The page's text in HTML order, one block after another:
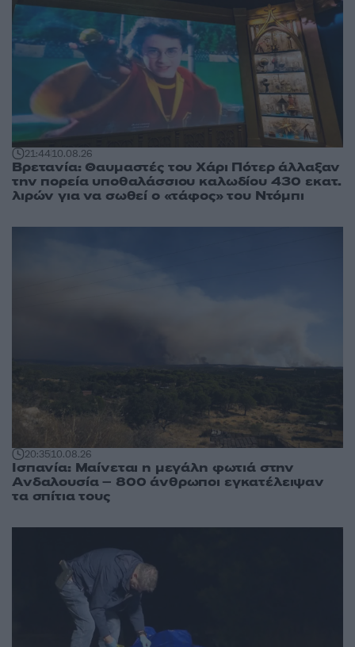
21:4410.08.26
Βρετανία: Θαυμαστές του Χάρι Πότερ άλλαξαν
την πορεία υποθαλάσσιου καλωδίου 430 εκατ.
λιρών για να σωθεί ο «τάφος» του Ντόμπι
20:3510.08.26
Ισπανία: Μαίνεται η μεγάλη φωτιά στην
Ανδαλουσία – 800 άνθρωποι εγκατέλειψαν
τα σπίτια τους